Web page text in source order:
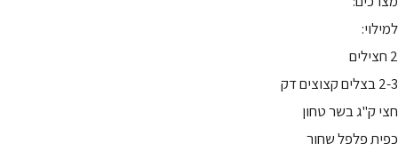
למילוי:
2 חצילים
2-3 בצלים קצוצים דק
חצי ק"ג בשר טחון
כפית פלפל שחור